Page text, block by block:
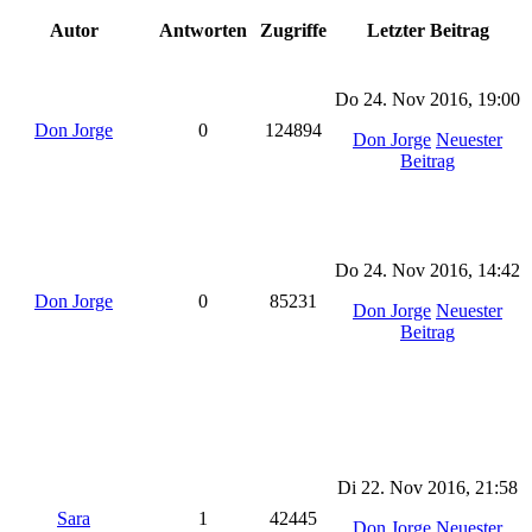
Autor Antworten Zugriffe Letzter Beitrag
Don Jorge 0 124894
Do 24. Nov 2016, 19:00
Don Jorge Neuester
Beitrag
Don Jorge 0 85231
Do 24. Nov 2016, 14:42
Don Jorge Neuester
Beitrag
Sara 1 42445
Di 22. Nov 2016, 21:58
Don Jorge Neuester